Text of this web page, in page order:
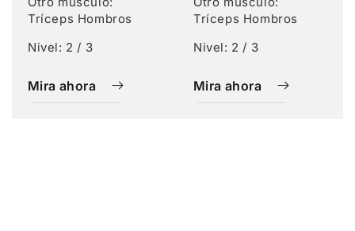
Tríceps Hombros
Nivel: 2 / 3
Mira ahora
Tríceps Hombros
Nivel: 2 / 3
Mira ahora